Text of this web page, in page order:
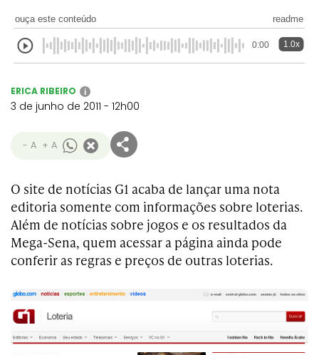
ouça este conteúdo readme
0:00 1.0x
ERICA RIBEIRO i
3 de junho de 2011 - 12h00
- A + A
O site de notícias G1 acaba de lançar uma nota
editoria somente com informações sobre loterias.
Além de notícias sobre jogos e os resultados da
Mega-Sena, quem acessar a página ainda pode
conferir as regras e preços de outras loterias.